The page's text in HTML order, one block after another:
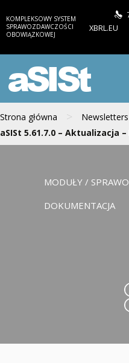
KOMPLEKSOWY SYSTEM
SPRAWOZDAWCZOŚCI
OBOWIĄZKOWEJ
XBRL.EU
aSISt
Strona główna > Newsletters
aSISt 5.61.7.0 – Aktualizacja –
MODUŁY /
DOKUMENTACJA